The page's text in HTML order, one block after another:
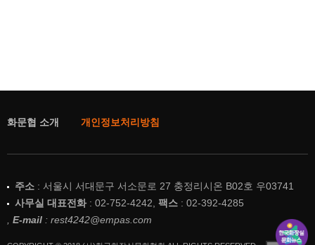
화문협 소개 개인정보처리방침
주소 : 서울시 서대문구 서소문로 27 충정리시온 B02호 우03741
사무실 대표전화: 02-752-4242, 팩스 : 02-392-4285
E-mail : rest4242@empas.com